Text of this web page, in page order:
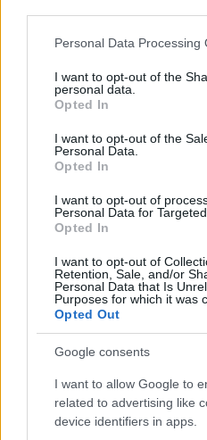
Please note that this website/
not limited to your visit or
grant or deny consent to
use your data for below
consent section.
Personal Data Processing
I want to opt-out of the
personal data.
Opted In
I want to opt-out of the
Personal Data.
Opted In
I want to opt-out of
Personal Data for
Opted In
I want to opt-out of
Retention, Sale, and/or
Personal Data that Is
Purposes for which it was
Opted Out
Google consents
I want to allow Google to
related to advertising like
device identifiers in apps.
Και στο ''Αυστηρώς
πορνοστάρ, ρώτησα γιατί
''γιατί αυτό που θέλουμε
πρόστυχο τρόπο''. Δηλαδή